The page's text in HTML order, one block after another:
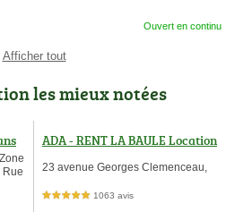
Ouvert en continu
Afficher tout
les mieux notées
Rue
ADA - RENT LA BAULE Location
litaire
23 avenue Georges Clemenceau,
5,0 étoiles sur 5 1063 avis